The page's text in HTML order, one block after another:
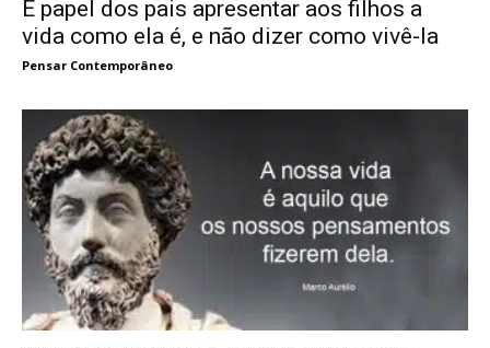
É papel dos pais apresentar aos filhos a
vida como ela é, e não dizer como vivê-la
Pensar Contemporâneo